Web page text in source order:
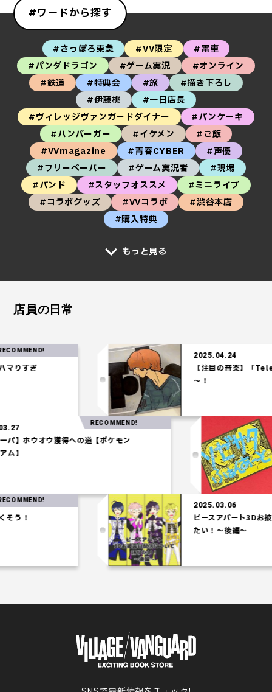
#ワードから探す
#さっぽろ東急 #VV限定
#電車
#パンダドラゴン
#ゲーム実況
#オンライン
#鉄道
#特典会 #旅
#描き下ろし
#伊藤桃
#一日店長
#ヴィレッジヴァンガードダイナー
#パンケーキ
#ハンバーガー
#イケメン
#ご飯
#VVmagazine
#青春CYBER
#声優
#フリーペーパー
#ゲーム実況者
#現場
#バンド
#スタッフオススメ
#ミニライブ
#コラボグッズ
#VVコラボ
#渋谷本店
#購入特典
もっと見る
店員の日常
ぎ
2025.04.24
【注目の音楽】「Tele」の
～！
水統一パ】ホウオウ獲得への道【ポケモン
ロシアム】
RECOMMEND!
2025.03.06
ピースアパート3Dお披露目
たい！～後編～